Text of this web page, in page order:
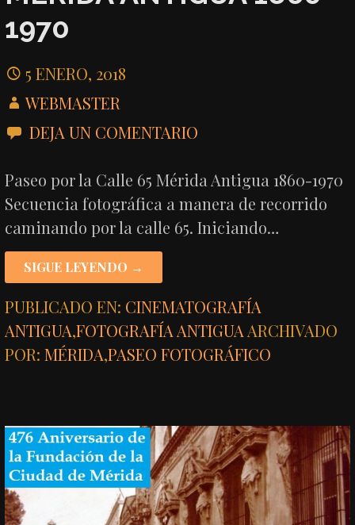
1970
5 ENERO, 2018
WEBMASTER
DEJA UN COMENTARIO
Paseo por la Calle 65 Mérida Antigua 1860-1970
Secuencia fotográfica a manera de recorrido
caminando por la calle 65. Iniciando…
SIGUE LEYENDO →
PUBLICADO EN: CINEMATOGRAFÍA
ANTIGUA,FOTOGRAFÍA ANTIGUA ARCHIVADO
POR:MÉRIDA,PASEO FOTOGRÁFICO